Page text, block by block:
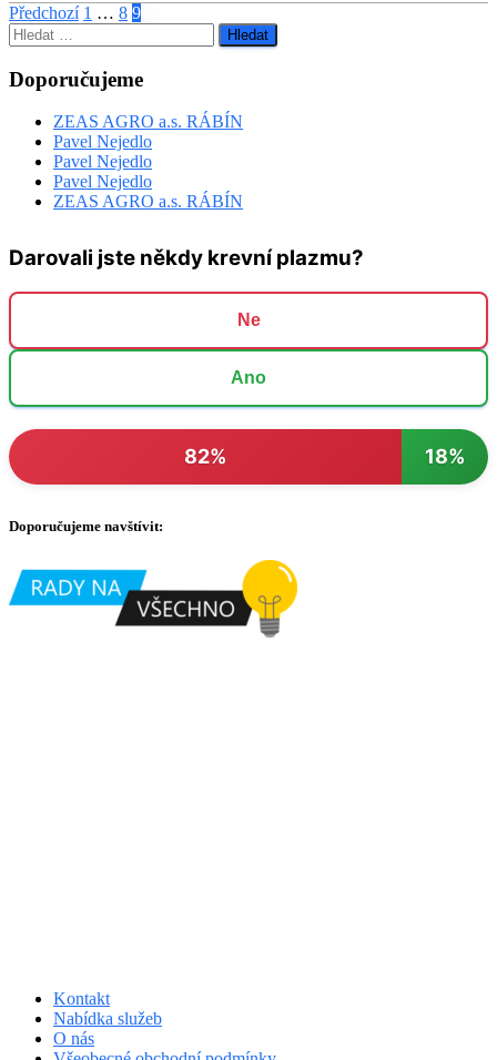
Stránkování
příspěvků
Předchozí 1 … 8 9
Vyhledávání
Doporučujeme
ZEAS AGRO a.s. RÁBÍN
Pavel Nejedlo
Pavel Nejedlo
Pavel Nejedlo
ZEAS AGRO a.s. RÁBÍN
Darovali jste někdy krevní plazmu?
Ne
Ano
82% 18%
Doporučujeme navštívit:
Kontakt
Nabídka služeb
O nás